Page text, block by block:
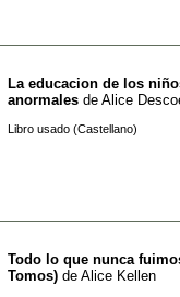
La educacion de los
anormales de Alice
Libro usado (Castellano)
Todo lo que nunca
Tomos) de Alice Kellen